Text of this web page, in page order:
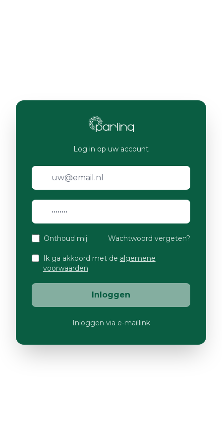
Log in op uw account
Onthoud mij Wachtwoord vergeten?
Ik ga akkoord met de algemene
voorwaarden
Inloggen
Inloggen via e-maillink